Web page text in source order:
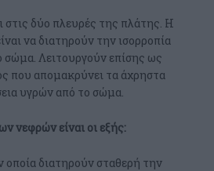
στις δύο πλευρές της πλάτης. Η
να διατηρούν την ισορροπία
σώμα. Λειτουργούν επίσης ως
που απομακρύνει τα άχρηστα
υγρών από το σώμα.
νεφρών είναι οι εξής:
διατηρούν σταθερή την